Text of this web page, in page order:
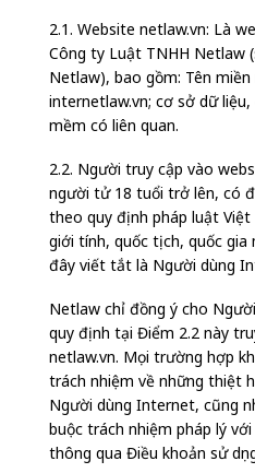
2.1. Website netlaw.vn: Là
Công ty Luật TNHH Netlaw
Netlaw), bao gồm: Tên
internetlaw.vn; cơ sở dữ
mềm có liên quan.
2.2. Người truy cập vào
người tử 18 tuổi trở lên, có
theo quy định pháp luật
giới tính, quốc tịch, quốc
đây viết tắt là Người dùng
Netlaw chỉ đồng ý cho
quy định tại Điểm 2.2 này
netlaw.vn. Mọi trường hợp
trách nhiệm về những thiệt
Người dùng Internet, cũng
buộc trách nhiệm pháp lý
thông qua Điều khoản sử